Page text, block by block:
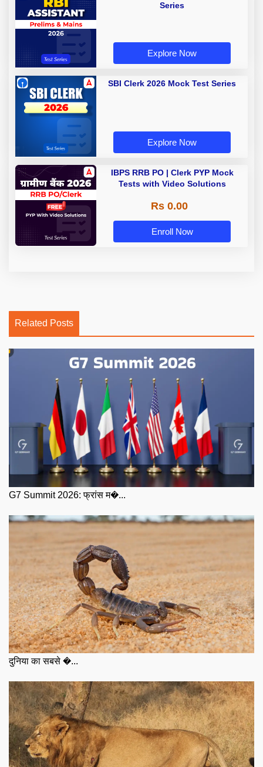
Series
Explore Now
SBI Clerk 2026 Mock Test Series
Explore Now
IBPS RRB PO | Clerk PYP Mock
Tests with Video Solutions
Rs 0.00
Enroll Now
Related Posts
G7 Summit 2026: फ्रांस म�...
दुनिया का सबसे �...